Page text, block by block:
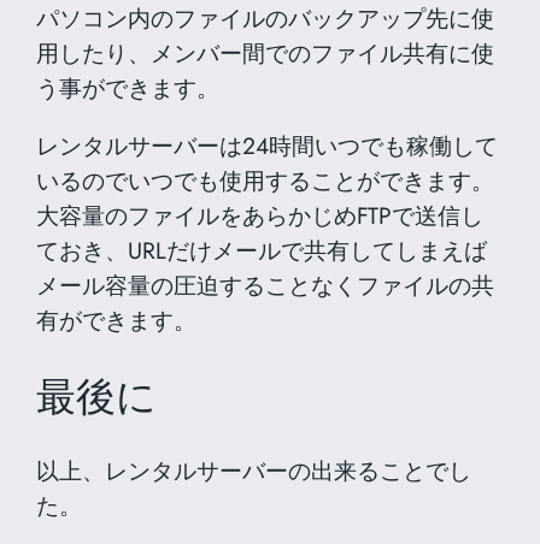
パソコン内のファイルのバックアップ先に使
用したり、メンバー間でのファイル共有に使
う事ができます。
レンタルサーバーは24時間いつでも稼働して
いるのでいつでも使用することができます。
大容量のファイルをあらかじめFTPで送信し
ておき、URLだけメールで共有してしまえば
メール容量の圧迫することなくファイルの共
有ができます。
最後に
以上、レンタルサーバーの出来ることでし
た。